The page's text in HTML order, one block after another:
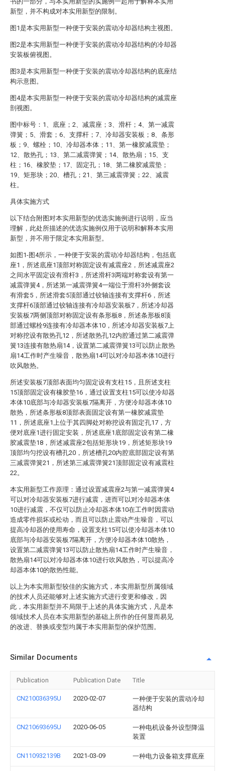
新型，并不构成对本实用新型的限制。
图1是本实用新型一种便于安装的震动冷却器结构主视图。
图2是本实用新型一种便于安装的震动冷却器结构的冷却器
安装板俯视图。
图3是本实用新型一种便于安装的震动冷却器结构的底座结
构示意图。
图4是本实用新型一种便于安装的震动冷却器结构的减震座
剖视图。
图中标号：1、底座；2、减震座；3、滑杆；4、第一减震
弹簧；5、滑套；6、支撑杆；7、冷却器安装板；8、条形
板；9、螺栓；10、冷却器本体；11、第一橡胶减震垫；
12、散热孔；13、第二减震弹簧；14、散热扇；15、支
柱；16、橡胶垫；17、固定孔；18、第二橡胶减震垫；
19、矩形块；20、槽孔；21、第三减震弹簧；22、减震
柱。
具体实施方式
以下结合附图对本实用新型的优选实施例进行说明，应当
理解，此处所描述的优选实施例仅用于说明和解释本实用
新型，并不用于限定本实用新型。
如图1-图4所示，一种便于安装的震动冷却器结构，包括底
座1，所述底座1顶部对称固定设有减震座2，所述减震座2
之间水平固定设有滑杆3，所述滑杆3两端对称套设有第一
减震弹簧4，所述第一减震弹簧4一端位于滑杆3外侧套设
有滑套5，所述滑套5顶部通过铰轴连接有支撑杆6，所述
支撑杆6顶部通过铰轴连接有冷却器安装板7，所述冷却器
安装板7两侧顶部对称固定设有条形板8，所述条形板8顶
部通过螺栓9连接有冷却器本体10，所述冷却器安装板7上
对称挖设有散热孔12，所述散热孔12内腔通过第二减震弹
簧13连接有散热扇14，设置第二减震弹簧13可以防止散热
扇14工作时产生噪音，散热扇14可以对冷却器本体10进行
吹风散热。
所述安装板7顶部表面均匀固定设有支柱15，且所述支柱
15顶部固定设有橡胶垫16，通过设置支柱15可以使冷却器
本体10底部与冷却器安装板7隔离开，方便冷却器本体10
散热，所述条形板8顶部表面固定设有第一橡胶减震垫
11，所述底座1上位于其四脚处对称挖设有固定孔17，方
便对底座1进行固定安装，所述底座1底部固定设有第二橡
胶减震垫18，所述减震座2包括矩形块19，所述矩形块19
顶部均匀挖设有槽孔20，所述槽孔20内腔底部固定设有第
三减震弹簧21，所述第三减震弹簧21顶部固定设有减震柱
22。
本实用新型工作原理：通过设置减震座2与第一减震弹簧4
可以对冷却器安装板7进行减震，进而可以对冷却器本体
10进行减震，不仅可以防止冷却器本体10在工作时因震动
造成零件损坏或松动，而且可以防止震动产生噪音，可以
提高冷却器的使用寿命，设置支柱15可以使冷却器本体10
底部与冷却器安装板7隔离开，方便冷却器本体10散热，
设置第二减震弹簧13可以防止散热扇14工作时产生噪音，
散热扇14可以对冷却器本体10进行吹风散热，可以提高冷
却器本体10的散热性能。
以上为本实用新型较佳的实施方式，本实用新型所属领域
的技术人员还能够对上述实施方式进行变更和修改，因
此，本实用新型并不局限于上述的具体实施方式，凡是本
领域技术人员在本实用新型的基础上所作的任何显而易见
的改进、替换或变型均属于本实用新型的保护范围。
Similar Documents
Publication Publication Date Title
CN210036395U 2020-02-07
一种便于安装的震动冷却
器结构
CN210693695U 2020-06-05
一种电机设备外设型降温
装置
CN110932139B 2021-03-09 一种电力设备箱支撑底座